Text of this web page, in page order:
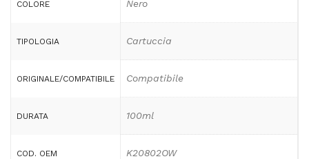
COLORE Nero
TIPOLOGIA Cartuccia
ORIGINALE/COMPATIBILE Compatibile
DURATA 100ml
COD. OEM K20802OW